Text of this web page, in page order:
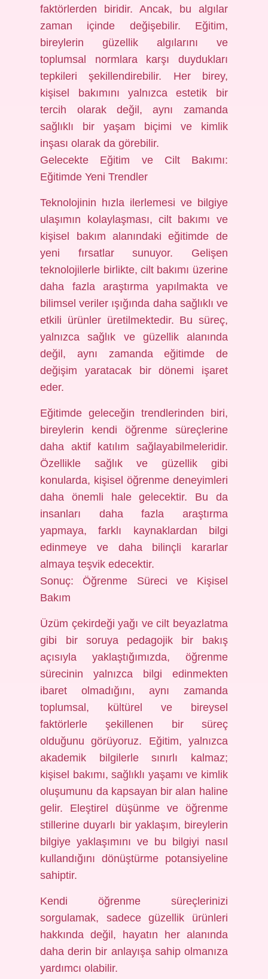
faktörlerden biridir. Ancak, bu algılar
zaman içinde değişebilir. Eğitim,
bireylerin güzellik algılarını ve
toplumsal normlara karşı duydukları
tepkileri şekillendirebilir. Her birey,
kişisel bakımını yalnızca estetik bir
tercih olarak değil, aynı zamanda
sağlıklı bir yaşam biçimi ve kimlik
inşası olarak da görebilir.
Gelecekte Eğitim ve Cilt Bakımı:
Eğitimde Yeni Trendler
Teknolojinin hızla ilerlemesi ve bilgiye
ulaşımın kolaylaşması, cilt bakımı ve
kişisel bakım alanındaki eğitimde de
yeni fırsatlar sunuyor. Gelişen
teknolojilerle birlikte, cilt bakımı üzerine
daha fazla araştırma yapılmakta ve
bilimsel veriler ışığında daha sağlıklı ve
etkili ürünler üretilmektedir. Bu süreç,
yalnızca sağlık ve güzellik alanında
değil, aynı zamanda eğitimde de
değişim yaratacak bir dönemi işaret
eder.
Eğitimde geleceğin trendlerinden biri,
bireylerin kendi öğrenme süreçlerine
daha aktif katılım sağlayabilmeleridir.
Özellikle sağlık ve güzellik gibi
konularda, kişisel öğrenme deneyimleri
daha önemli hale gelecektir. Bu da
insanları daha fazla araştırma
yapmaya, farklı kaynaklardan bilgi
edinmeye ve daha bilinçli kararlar
almaya teşvik edecektir.
Sonuç: Öğrenme Süreci ve Kişisel
Bakım
Üzüm çekirdeği yağı ve cilt beyazlatma
gibi bir soruya pedagojik bir bakış
açısıyla yaklaştığımızda, öğrenme
sürecinin yalnızca bilgi edinmekten
ibaret olmadığını, aynı zamanda
toplumsal, kültürel ve bireysel
faktörlerle şekillenen bir süreç
olduğunu görüyoruz. Eğitim, yalnızca
akademik bilgilerle sınırlı kalmaz;
kişisel bakımı, sağlıklı yaşamı ve kimlik
oluşumunu da kapsayan bir alan haline
gelir. Eleştirel düşünme ve öğrenme
stillerine duyarlı bir yaklaşım, bireylerin
bilgiye yaklaşımını ve bu bilgiyi nasıl
kullandığını dönüştürme potansiyeline
sahiptir.
Kendi öğrenme süreçlerinizi
sorgulamak, sadece güzellik ürünleri
hakkında değil, hayatın her alanında
daha derin bir anlayışa sahip olmanıza
yardımcı olabilir.